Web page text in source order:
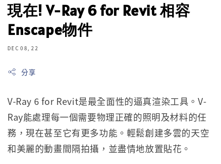
現在! V-Ray 6 for Revit 相容
Enscape物件
DEC 08, 22
分享
V-Ray 6 for Revit是最全面性的逼真渲染工具。V-
Ray能處理每一個需要物理正確的照明及材料的任
務，現在甚至它有更多功能。輕鬆創建多雲的天空
和美麗的動畫間隔拍攝，並盡情地放置貼花。